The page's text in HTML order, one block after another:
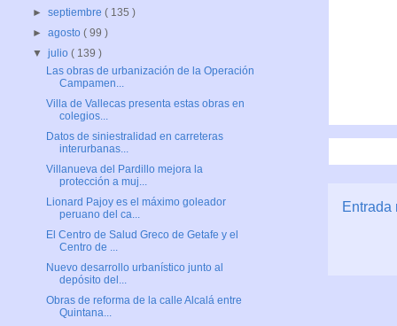
Entrada
►septiembre( 135 )
►agosto( 99 )
▼julio( 139 )
Las obras de urbanización de la Operación
Campamen...
Villa de Vallecas presenta estas obras en
colegios...
Datos de siniestralidad en carreteras
interurbanas...
Villanueva del Pardillo mejora la
protección a muj...
Lionard Pajoy es el máximo goleador
peruano del ca...
El Centro de Salud Greco de Getafe y el
Centro de ...
Nuevo desarrollo urbanístico junto al
depósito del...
Obras de reforma de la calle Alcalá entre
Quintana...